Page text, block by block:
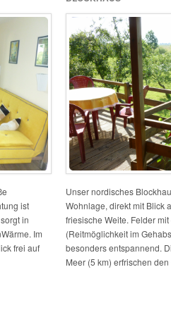
ist
in
Im
frei auf
Unser nordisches
Wohnlage, direkt mit Blick
friesische Weite. Felder
(Reitmöglichkeit im
besonders entspannend.
Meer (5 km) erfrischen den